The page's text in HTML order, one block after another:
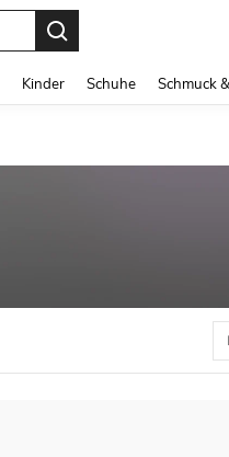
Kinder Schuhe Schmuck